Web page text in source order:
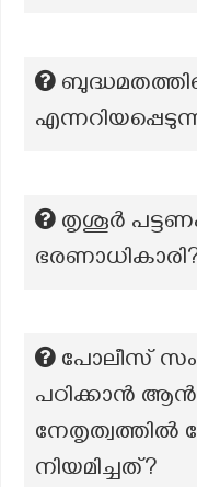
തൃശൂർ പട്ടണം
പോലീസ്
പഠിക്കാൻ
നേതൃത്വത്തിൽ
നിയമിച്ചത്?